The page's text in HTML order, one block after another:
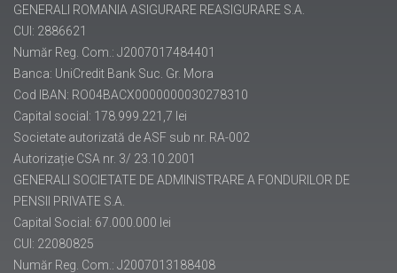
GENERALI ROMANIA ASIGURARE REASIGURARE S.A.
CUI: 2886621
Număr Reg. Com.: J2007017484401
Banca: UniCredit Bank Suc. Gr. Mora
Cod IBAN: RO04BACX0000000030278310
Capital social: 178.999.221,7 lei
Societate autorizată de ASF sub nr. RA-002
Autorizație CSA nr. 3/ 23.10.2001
GENERALI SOCIETATE DE ADMINISTRARE A FONDURILOR DE
PENSII PRIVATE S.A.
Capital Social: 67.000.000 lei
CUI: 22080825
Număr Reg. Com.: J2007013188408